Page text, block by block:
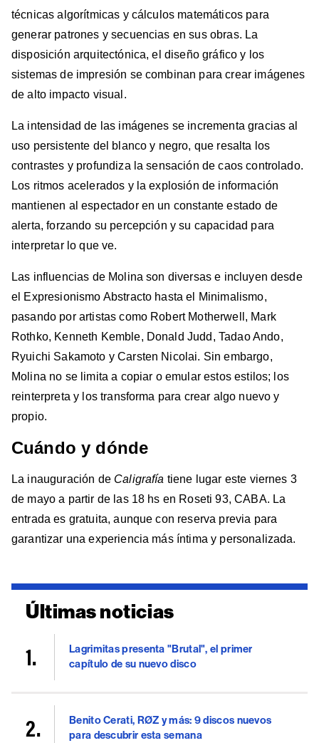
técnicas algorítmicas y cálculos matemáticos para
generar patrones y secuencias en sus obras. La
disposición arquitectónica, el diseño gráfico y los
sistemas de impresión se combinan para crear imágenes
de alto impacto visual.
La intensidad de las imágenes se incrementa gracias al
uso persistente del blanco y negro, que resalta los
contrastes y profundiza la sensación de caos controlado.
Los ritmos acelerados y la explosión de información
mantienen al espectador en un constante estado de
alerta, forzando su percepción y su capacidad para
interpretar lo que ve.
Las influencias de Molina son diversas e incluyen desde
el Expresionismo Abstracto hasta el Minimalismo,
pasando por artistas como Robert Motherwell, Mark
Rothko, Kenneth Kemble, Donald Judd, Tadao Ando,
Ryuichi Sakamoto y Carsten Nicolai. Sin embargo,
Molina no se limita a copiar o emular estos estilos; los
reinterpreta y los transforma para crear algo nuevo y
propio.
Cuándo y dónde
La inauguración de Caligrafía tiene lugar este viernes 3
de mayo a partir de las 18 hs en Roseti 93, CABA. La
entrada es gratuita, aunque con reserva previa para
garantizar una experiencia más íntima y personalizada.
Últimas noticias
Lagrimitas presenta "Brutal", el primer
capítulo de su nuevo disco
Benito Cerati, RØZ y más: 9 discos nuevos
para descubrir esta semana